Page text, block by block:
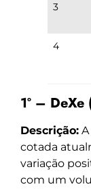
3
4
1º –
Descrição:
cotada
variação
com um